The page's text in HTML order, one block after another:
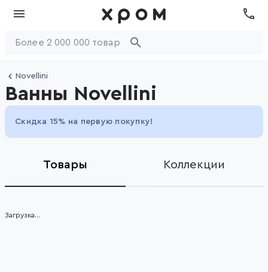
Novellini
Ванны Novellini
Скидка 15% на первую покупку!
Товары Коллекции
Загрузка...